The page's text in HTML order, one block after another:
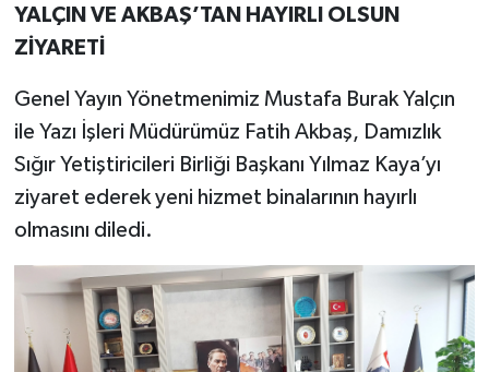
YALÇIN VE AKBAŞ’TAN HAYIRLI OLSUN
ZİYARETİ
Genel Yayın Yönetmenimiz Mustafa Burak Yalçın
ile Yazı İşleri Müdürümüz Fatih Akbaş, Damızlık
Sığır Yetiştiricileri Birliği Başkanı Yılmaz Kaya’yı
ziyaret ederek yeni hizmet binalarının hayırlı
olmasını diledi.